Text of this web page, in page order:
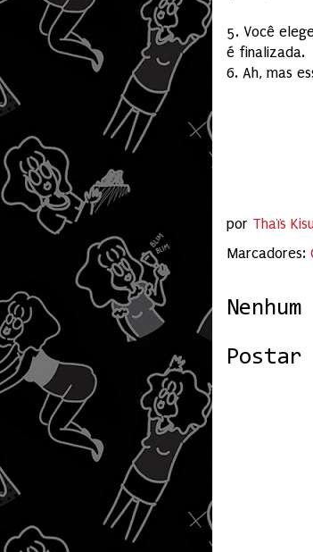
5. Você
é finalizada.
6. Ah, mas
por Thaïs
Marcadores:
Postar